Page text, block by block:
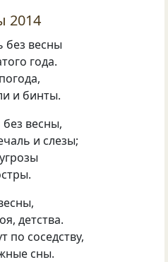
2014
без весны
года.
и бинты.
весны,
и слезы;
детства.
по соседству,
сны.